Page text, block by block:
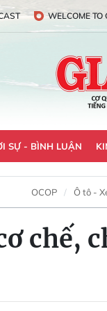
WELCOME TO
SỰ - BÌNH LUẬN
OCOP Ô tô -
chế,